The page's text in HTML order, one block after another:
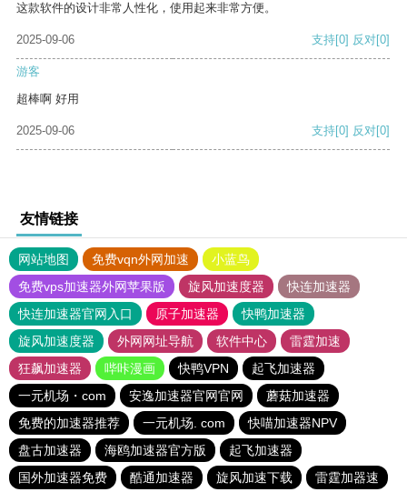
这款软件的设计非常人性化，使用起来非常方便。
2025-09-06 支持[0] 反对[0]
游客
超棒啊 好用
2025-09-06 支持[0] 反对[0]
友情链接
网站地图 免费vqn外网加速
小蓝鸟
免费vps加速器外网苹果版
旋风加速度器
快连加速器
快连加速器官网入口
原子加速器
快鸭加速器
旋风加速度器
外网网址导航 软件中心
雷霆加速
狂飙加速器
哔咔漫画 快鸭VPN
起飞加速器
一元机场・com
安逸加速器官网官网
蘑菇加速器
免费的加速器推荐
一元机场. com
快喵加速器NPV
盘古加速器
海鸥加速器官方版
起飞加速器
国外加速器免费
酷通加速器 旋风加速下载 雷霆加器速